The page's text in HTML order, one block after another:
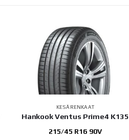
KESÄRENKAAT
Hankook Ventus Prime4 K135
215/45 R16 90V